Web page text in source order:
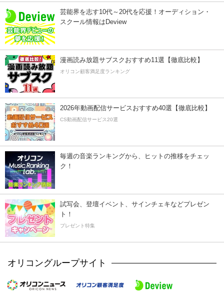
芸能界を志す10代～20代を応援！オーディション・
スクール情報はDeview
漫画読み放題サブスクおすすめ11選【徹底比較】
オリコン顧客満足度ランキング
2026年動画配信サービスおすすめ40選【徹底比較】
CS動画配信サービス20選
毎週の音楽ランキングから、ヒットの推移をチェッ
ク！
試写会、登壇イベント、サインチェキなどプレゼン
ト！
プレゼント特集
オリコングループサイト